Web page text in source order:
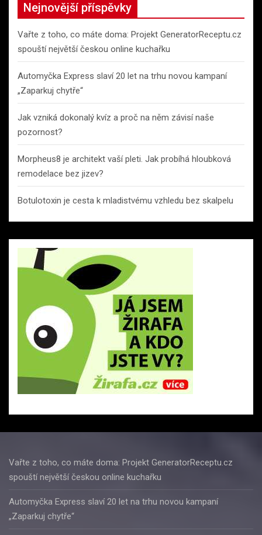
Nejnovější příspěvky
Vařte z toho, co máte doma: Projekt GeneratorReceptu.cz
spouští největší českou online kuchařku
Automyčka Express slaví 20 let na trhu novou kampaní
„Zaparkuj chytře“
Jak vzniká dokonalý kvíz a proč na něm závisí naše
pozornost?
Morpheus8 je architekt vaší pleti. Jak probíhá hloubková
remodelace bez jizev?
Botulotoxin je cesta k mladistvému vzhledu bez skalpelu
Vařte z toho, co máte doma: Projekt GeneratorReceptu.cz
spouští největší českou online kuchařku
Automyčka Express slaví 20 let na trhu novou kampaní
„Zaparkuj chytře“